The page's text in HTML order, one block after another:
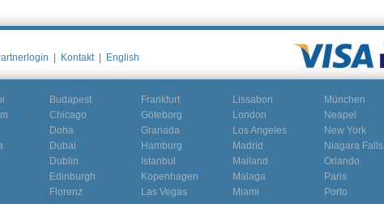
Kontakt English
Budapest
Chicago
Doha
Dubai
Dublin
Edinburgh
Florenz
Frankfurt
Göteborg
Granada
Hamburg
Istanbul
Kopenhagen
Las Vegas
Lissabon
London
Los Angeles
Madrid
Mailand
Malaga
Miami
München
Neapel
New York
Niagara Falls
Orlando
Paris
Porto